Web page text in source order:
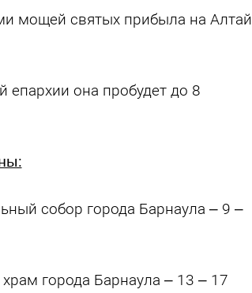
мощей святых прибыла на Алтай
епархии она пробудет до 8
собор города Барнаула – 9 –
города Барнаула – 13 – 17